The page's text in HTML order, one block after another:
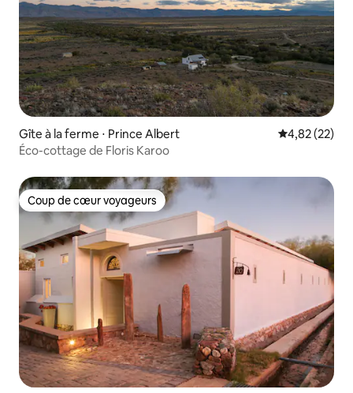
Gîte à la ferme ⋅ Prince Albert Évaluation
4,82 (22)
Éco-cottage de Floris Karoo
Coup de cœur voyageurs
Coup de cœur voyageurs